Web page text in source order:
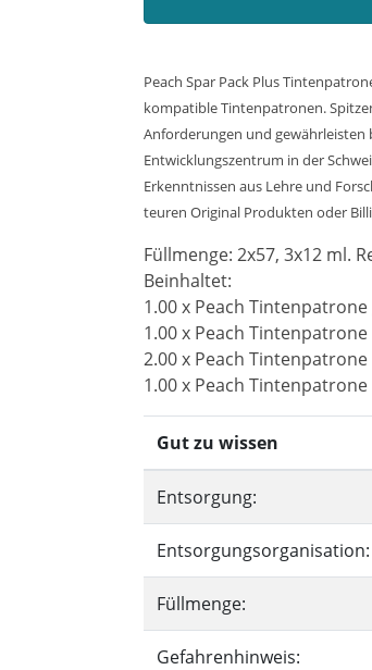
Peach Spar Pack Plus
kompatible Tintenpatronen.
Anforderungen und gewährleisten
Entwicklungszentrum in der
Erkenntnissen aus Lehre und
teuren Original Produkten oder
Füllmenge: 2x57, 3x12 ml.
Beinhaltet:
1.00 x Peach Tintenpatrone
1.00 x Peach Tintenpatrone
2.00 x Peach Tintenpatrone
1.00 x Peach
Gut zu wissen
Entsorgung:
Entsorgungsorganisation:
Füllmenge:
Gefahrenhinweis: